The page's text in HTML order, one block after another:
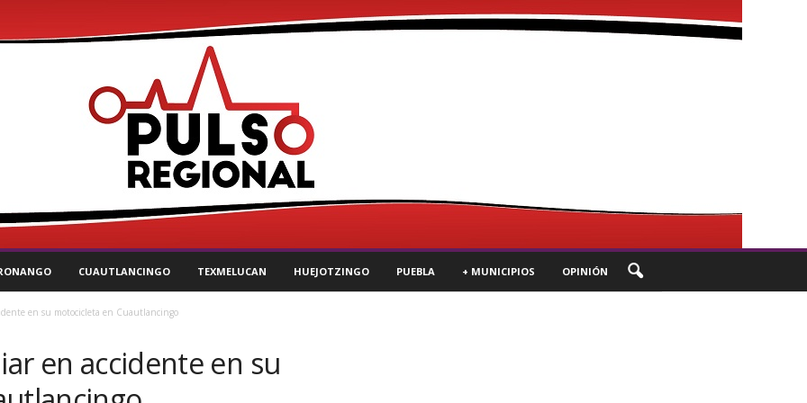
CUAUTLANCINGO TEXMELUCAN HUEJOTZINGO PUEBLA + MUNICIPIOS OPINIÓN
en su motocicleta en Cuautlancingo
en accidente en su